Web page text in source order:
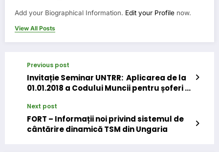
Add your Biographical Information. Edit your Profile now.
View All Posts
Previous post
Invitație Seminar UNTRR: Aplicarea de la
01.01.2018 a Codului Muncii pentru șoferi –
februarie 2018
Next post
FORT – Informații noi privind sistemul de
cântărire dinamică TSM din Ungaria